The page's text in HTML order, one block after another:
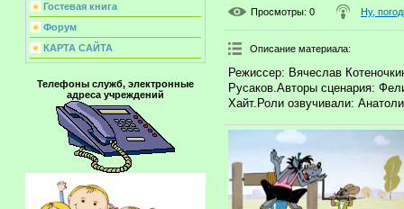
Гостевая книга
Форум
КАРТА САЙТА
Телефоны служб, электронные
адреса учреждений
Просмотры: 0 Ну,
Описание материала:
Режиссер: Вячеслав
Русаков.Авторы сценария:
Хайт.Роли озвучивали: